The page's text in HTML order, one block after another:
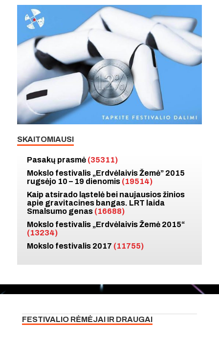
SKAITOMIAUSI
Pasakų prasmė (35311)
Mokslo festivalis „Erdvėlaivis Žemė” 2015
rugsėjo 10 – 19 dienomis (19514)
Kaip atsirado ląstelė bei naujausios žinios
apie gravitacines bangas. LRT laida
Smalsumo genas (16688)
Mokslo festivalis „Erdvėlaivis Žemė 2015“
(13234)
Mokslo festivalis 2017 (11755)
FESTIVALIO RĖMĖJAI IR DRAUGAI